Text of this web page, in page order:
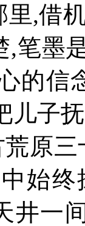
里,借
,笔墨
的信
儿子
原三
始终
井一